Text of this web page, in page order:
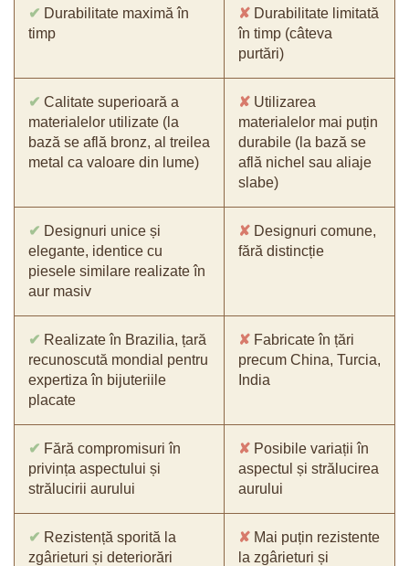
✔ Durabilitate maximă în
timp
✘ Durabilitate limitată
în timp (câteva
purtări)
✔ Calitate superioară a
materialelor utilizate (la
bază se află bronz, al treilea
metal ca valoare din lume)
✘ Utilizarea
materialelor mai puțin
durabile (la bază se
află nichel sau aliaje
slabe)
✔ Designuri unice și
elegante, identice cu
piesele similare realizate în
aur masiv
✘ Designuri comune,
fără distincție
✔ Realizate în Brazilia, țară
recunoscută mondial pentru
expertiza în bijuteriile
placate
✘ Fabricate în țări
precum China, Turcia,
India
✔ Fără compromisuri în
privința aspectului și
strălucirii aurului
✘ Posibile variații în
aspectul și strălucirea
aurului
✔ Rezistență sporită la
zgârieturi și deteriorări
✘ Mai puțin rezistente
la zgârieturi și